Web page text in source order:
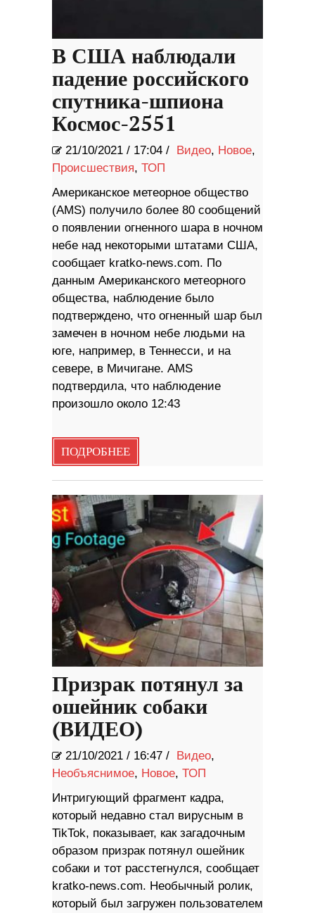
В США наблюдали
падение российского
спутника-шпиона
Космос-2551
21/10/2021 / 17:04 / Видео, Новое,
Происшествия, ТОП
Американское метеорное общество
(AMS) получило более 80 сообщений
о появлении огненного шара в ночном
небе над некоторыми штатами США,
сообщает kratko-news.com. По
данным Американского метеорного
общества, наблюдение было
подтверждено, что огненный шар был
замечен в ночном небе людьми на
юге, например, в Теннесси, и на
севере, в Мичигане. AMS
подтвердила, что наблюдение
произошло около 12:43
ПОДРОБНЕЕ
Призрак потянул за
ошейник собаки
(ВИДЕО)
21/10/2021 / 16:47 / Видео,
Необъяснимое, Новое, ТОП
Интригующий фрагмент кадра,
который недавно стал вирусным в
TikTok, показывает, как загадочным
образом призрак потянул ошейник
собаки и тот расстегнулся, сообщает
kratko-news.com. Необычный ролик,
который был загружен пользователем